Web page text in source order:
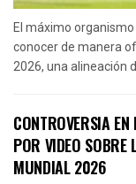
El máximo
conocer de manera
2026, una alineación
CONTROVERSIA
POR VIDEO SOBRE
MUNDIAL 2026